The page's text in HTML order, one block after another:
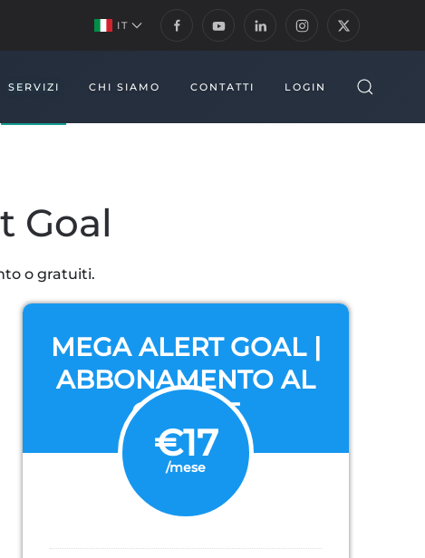
IT
SERVIZI CHI SIAMO CONTATTI LOGIN
Goal
o gratuiti.
MEGA ALERT GOAL |
ABBONAMENTO AL
CANALE
€17
/mese